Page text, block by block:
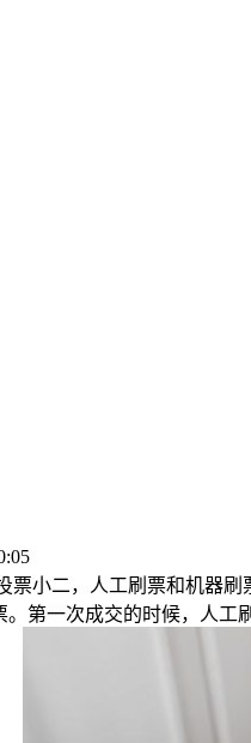
票小二，人工刷票和机器
第一次成交的时候，人工